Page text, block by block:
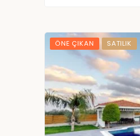
ÖNE ÇIKAN SATILIK